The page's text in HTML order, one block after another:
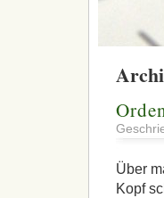
Über
Kopf